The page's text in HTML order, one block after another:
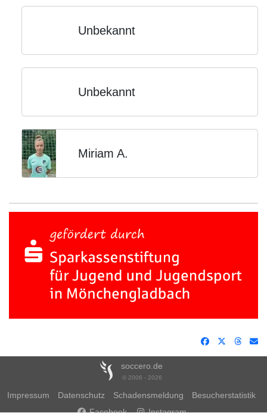
Unbekannt
Unbekannt
Miriam A.
soccero.de
© 2006 - 2026
Impressum Datenschutz Schadensmeldung
Besucherstatistik